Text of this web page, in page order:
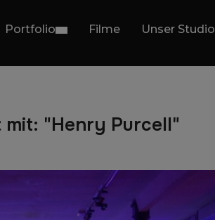
Portfolio Filme Unser Studio
"Henry Purcell"